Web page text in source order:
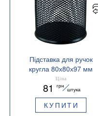
Підставка для ручок
кругла 80х80х97 мм
металева Buromax
BM.6202
Ціна
81 грн
штука
КУПИТИ